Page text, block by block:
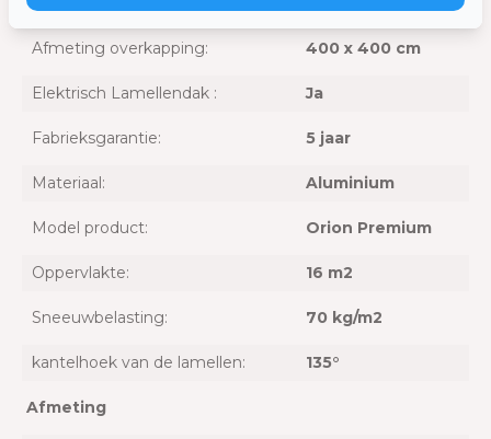
Afmeting overkapping: 400 x 400 cm
Elektrisch Lamellendak : Ja
Fabrieksgarantie: 5 jaar
Materiaal: Aluminium
Model product: Orion Premium
Oppervlakte: 16 m2
Sneeuwbelasting: 70 kg/m2
kantelhoek van de lamellen: 135°
Afmeting